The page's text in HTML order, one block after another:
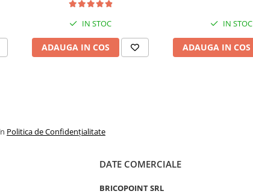
IN STOC
ADAUGA IN COS
IN STOC
ADAUGA IN COS
Politica de Confidențialitate
DATE COMERCIALE
BRICOPOINT SRL